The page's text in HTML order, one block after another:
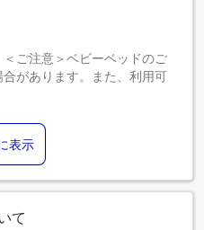
ご注意＞ベビーベッドのご
があります。また、利用可
ださい。
れます。
お部屋タイプにより異なり
確認ください。
表示
て